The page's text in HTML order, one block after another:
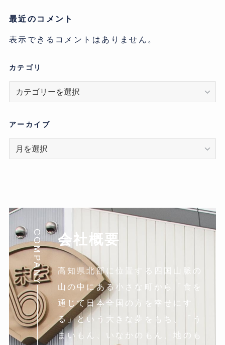
最近のコメント
表示できるコメントはありません。
カテゴリ
リ
アーカイブ
ア
COMPANY 会社概要
高知県北部に位置する四国山脈の
山の中にある小さな町から「食を
通じて日本全国の方を幸せにす
る」という大きな夢をもち、「う
まいもん、いなかのもん、地のも